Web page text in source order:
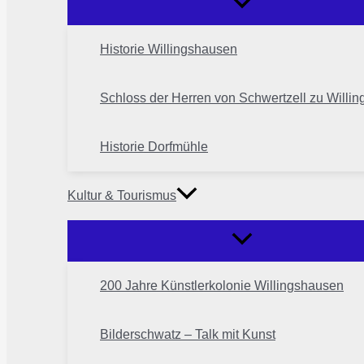
Historie Willingshausen
Schloss der Herren von Schwertzell zu
Historie Dorfmühle
Kultur & Tourismus
200 Jahre Künstlerkolonie Willingshausen
Bilderschwatz – Talk mit Kunst